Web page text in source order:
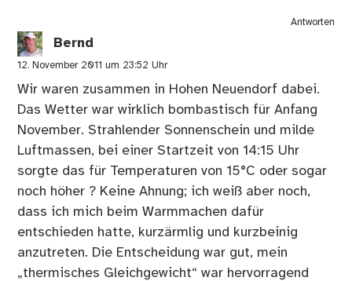
Antworten
Bernd
12. November 2011 um 23:52 Uhr
Wir waren zusammen in Hohen Neuendorf dabei.
Das Wetter war wirklich bombastisch für Anfang
November. Strahlender Sonnenschein und milde
Luftmassen, bei einer Startzeit von 14:15 Uhr
sorgte das für Temperaturen von 15°C oder sogar
noch höher ? Keine Ahnung; ich weiß aber noch,
dass ich mich beim Warmmachen dafür
entschieden hatte, kurzärmlig und kurzbeinig
anzutreten. Die Entscheidung war gut, mein
„thermisches Gleichgewicht“ war hervorragend